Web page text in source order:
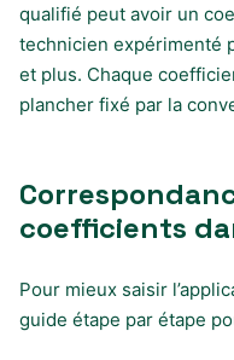
qualifié peut avoir un
technicien expérimenté
et plus. Chaque
plancher fixé par la
coefficients
Pour mieux saisir
guide étape par étape